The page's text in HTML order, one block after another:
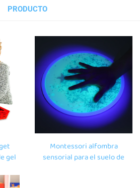
PRODUCTO
gel
Montessori alfombra
sensorial para el suelo de